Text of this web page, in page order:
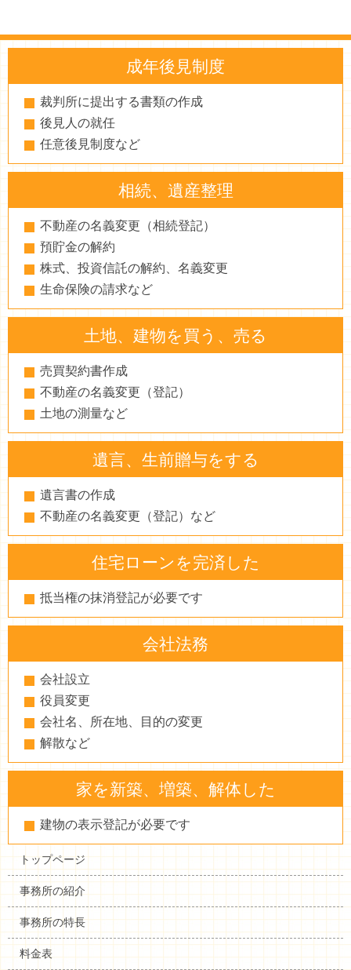
成年後見制度
裁判所に提出する書類の作成
後見人の就任
任意後見制度など
相続、遺産整理
不動産の名義変更（相続登記）
預貯金の解約
株式、投資信託の解約、名義変更
生命保険の請求など
土地、建物を買う、売る
売買契約書作成
不動産の名義変更（登記）
土地の測量など
遺言、生前贈与をする
遺言書の作成
不動産の名義変更（登記）など
住宅ローンを完済した
抵当権の抹消登記が必要です
会社法務
会社設立
役員変更
会社名、所在地、目的の変更
解散など
家を新築、増築、解体した
建物の表示登記が必要です
トップページ
事務所の紹介
事務所の特長
料金表